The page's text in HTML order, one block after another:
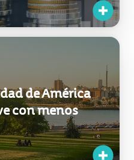
de América
con menos